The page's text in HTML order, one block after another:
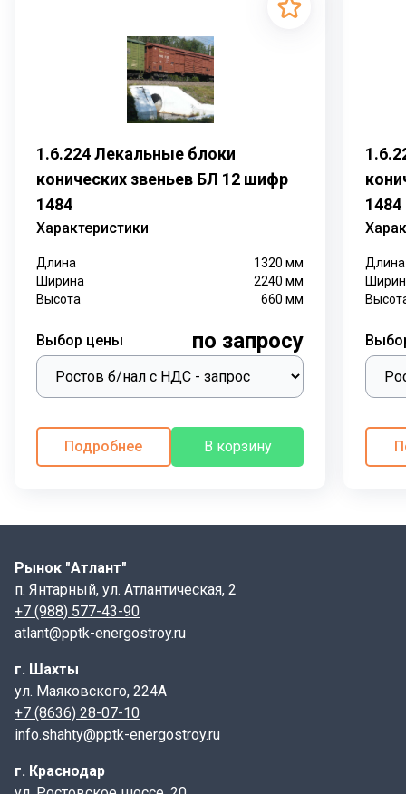
1.6.224 Лекальные блоки
конических звеньев БЛ 12 шифр
1484
Характеристики
Длина 1320мм
Ширина
2240мм
Высота
660мм
Выбор цены по запросу
Подробнее В корзину
1484
Длина
Рынок "Атлант"
п. Янтарный, ул. Атлантическая, 2
+7 (988) 577-43-90
atlant@pptk-energostroy.ru
г. Шахты
ул. Маяковского, 224А
+7 (8636) 28-07-10
info.shahty@pptk-energostroy.ru
г. Краснодар